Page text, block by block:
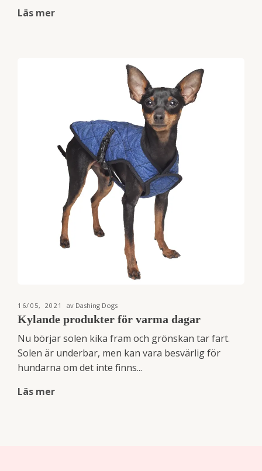
Läs mer
16/05, 2021 av Dashing Dogs
Kylande produkter för varma dagar
Nu börjar solen kika fram och grönskan tar fart.
Solen är underbar, men kan vara besvärlig för
hundarna om det inte finns...
Läs mer